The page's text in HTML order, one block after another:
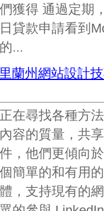
獲得 通過定期
貸款申請看到
...
蘭州網站設計
在尋找各種方
容的質量，共
，他們更傾向
簡單的和有用
，支持現有的